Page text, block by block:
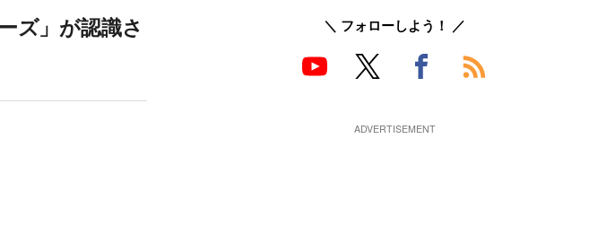
ズ」が認識さ
＼ フォローしよう！ ／